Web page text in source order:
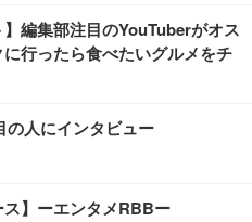
】編集部注目のYouTuberがオス
行ったら食べたいグルメをチ
の人にインタビュー
ス】ーエンタメRBBー